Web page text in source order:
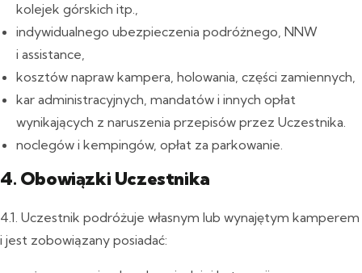
kolejek górskich itp.,
indywidualnego ubezpieczenia podróżnego, NNW
i assistance,
kosztów napraw kampera, holowania, części zamiennych,
kar administracyjnych, mandatów i innych opłat
wynikających z naruszenia przepisów przez Uczestnika.
noclegów i kempingów, opłat za parkowanie.
4. Obowiązki Uczestnika
4.1. Uczestnik podróżuje własnym lub wynajętym kamperem
i jest zobowiązany posiadać: